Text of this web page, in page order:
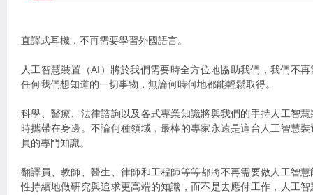
直譯式耳機，不再需要學習外國語言。
人工智慧裝置（AI）將於我們需要時全方位地協助我們，我們不
任何我們想知道的一切事物，無論何時何地都能輕鬆取得。
科學、醫療、法律諮詢以及各式專業知識將與我們的手持人工智
時攜帶在身邊。不論何種領域，最棒的專家永遠是這台人工智慧
員的專門知識。
翻譯員、教師、醫生、律師和工程師等等都將不再需要做人工智
性持續地做研究與追求更高端的知識，而不是去應付工作，人工